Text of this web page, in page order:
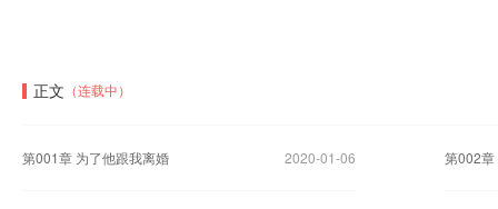
正文 （连载中）
第001章 为了他跟我离婚 2020-01-06 第002章